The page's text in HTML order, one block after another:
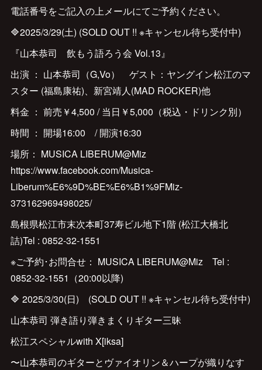
電話番号をご記入の上メールにてご予約ください。
🔷2025/3/29(土) (SOLD OUT !! ※キャンセル待ち受付中)
『山本恭司 飲もう語ろう会 Vol.13』
出演 ： 山本恭司（G,Vo） ゲスト：ヤングイン松江のマ
スター (福島康祐)、新宮靖人(MAD ROCKER)他
料金 ： 前売￥4,500 / 当日￥5,000（税込・ドリンク別）
時間 ： 開場16:00 / 開演16:30
場所： MUSICA LIBERUM@Miz
https://www.facebook.com/Musica-
Liberum%E6%9D%BE%E6%B1%9FMiz-
373162969498025/
島根県松江市末次本町37寿ビル地下1階 (松江大橋北
詰)Tel : 0852-32-1551
※ご予約･お問合せ： MUSICA LIBERUM@Miz Tel :
0852-32-1551（20:00以降)
🔷 2025/3/30(日) (SOLD OUT !! ※キャンセル待ち受付中)
山本恭司 弾き語り弾きまくりギター三昧
松江スペシャルwith X[iksa]
〜山本恭司のギターとヴァイオリン＆ハープが織りなす